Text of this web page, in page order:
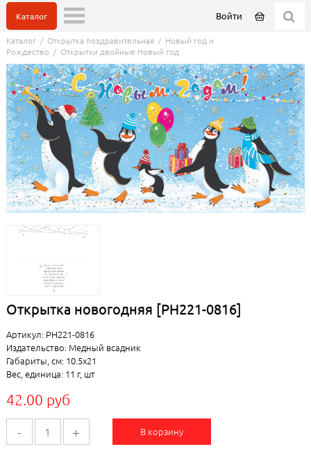
Войти
Каталог
Каталог/ Открытка поздравительная/ Новый год и
Рождество / Открытки двойные Новый год
Открытка новогодняя [РН221-0816]
Артикул: РН221-0816
Издательство: Медный всадник
Габариты, см: 10.5x21
Вес, единица: 11 г, шт
42.00 руб
- + В корзину